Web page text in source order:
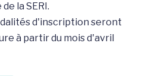
la SERI.
d'inscription seront
à partir du mois d'avril